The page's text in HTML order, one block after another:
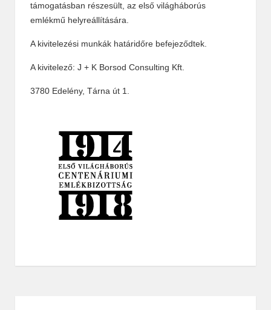
támogatásban részesült, az első világháborús
emlékmű helyreállítására.
A kivitelezési munkák határidőre befejeződtek.
A kivitelező: J + K Borsod Consulting Kft.
3780 Edelény, Tárna út 1.